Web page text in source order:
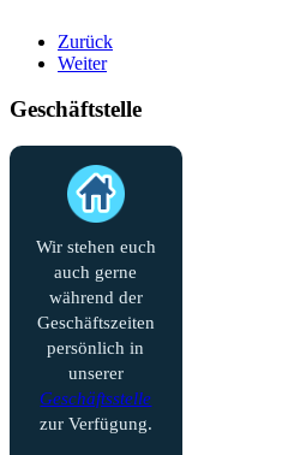
Zurück
Weiter
Geschäftstelle
Wir stehen euch
auch gerne
während der
Geschäftszeiten
persönlich in
unserer
Geschäftsstelle
zur Verfügung.